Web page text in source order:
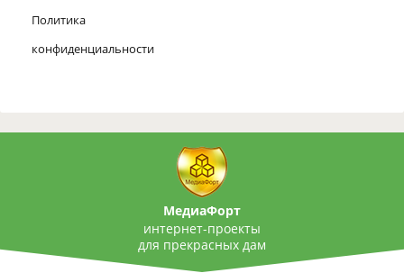
Политика
конфиденциальности
МедиаФорт
интернет-проекты
для прекрасных дам